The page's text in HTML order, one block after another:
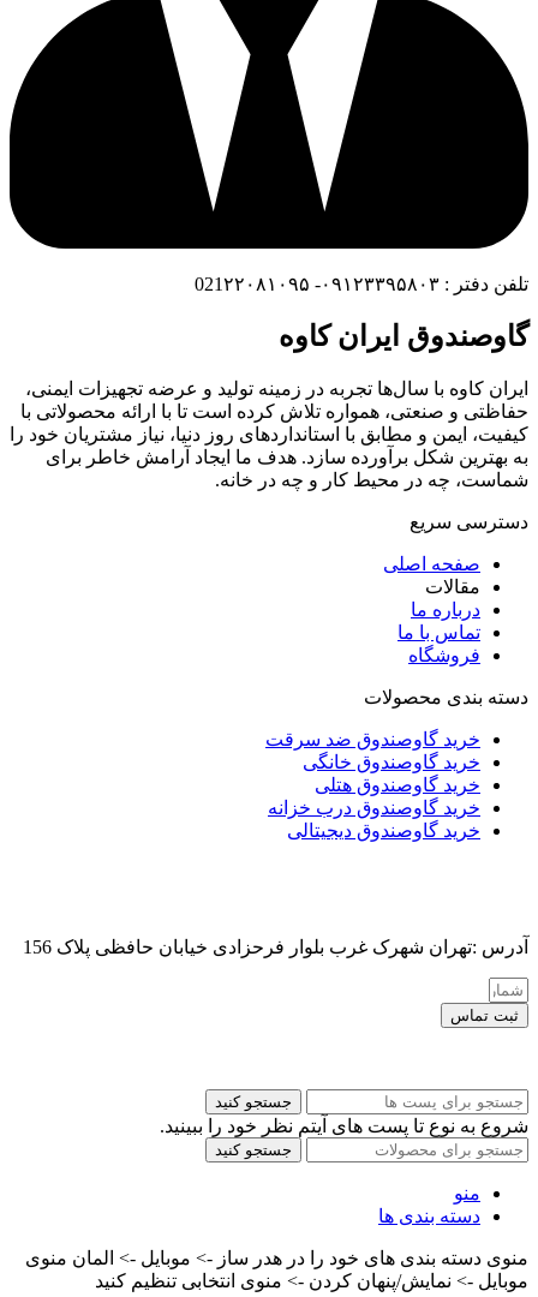
تلفن دفتر : ۰۹۱۲۳۳۹۵۸۰۳- 021۲۲۰۸۱۰۹۵
گاوصندوق ایران کاوه
ایران کاوه با سال‌ها تجربه در زمینه تولید و عرضه تجهیزات ایمنی،
حفاظتی و صنعتی، همواره تلاش کرده است تا با ارائه محصولاتی با
کیفیت، ایمن و مطابق با استانداردهای روز دنیا، نیاز مشتریان خود را
به بهترین شکل برآورده سازد. هدف ما ایجاد آرامش خاطر برای
شماست، چه در محیط کار و چه در خانه.
دسترسی سریع
صفحه اصلی
مقالات
درباره ما
تماس با ما
فروشگاه
دسته بندی محصولات
خرید گاوصندوق ضد سرقت
خرید گاوصندوق خانگی
خرید گاوصندوق هتلی
خرید گاوصندوق درب خزانه
خرید گاوصندوق دیجیتالی
آدرس :تهران شهرک غرب بلوار فرحزادی خیابان حافظی پلاک 156
ثبت تماس
جستجو کنید
شروع به نوع تا پست های آیتم نظر خود را ببینید.
جستجو کنید
منو
دسته بندی ها
منوی دسته بندی های خود را در هدر ساز -> موبایل -> المان منوی
موبایل -> نمایش/پنهان کردن -> منوی انتخابی تنظیم کنید